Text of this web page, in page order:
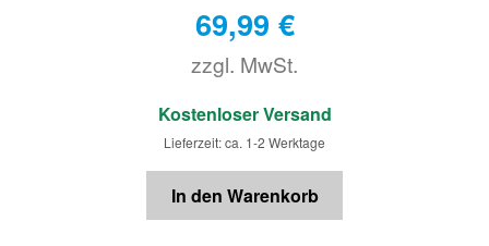
69,99 €
zzgl. MwSt.
€
Kostenloser Versand
Lieferzeit: ca. 1-2 Werktage
In den Warenkorb